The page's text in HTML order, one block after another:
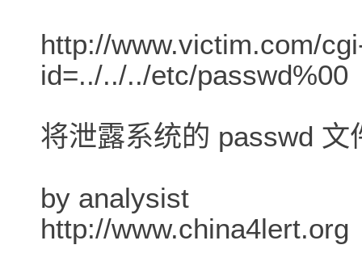
http://www.victim.com/
id=../../../etc/passwd%00
将泄露系统的 passwd 文
by analysist
http://www.china4lert.org